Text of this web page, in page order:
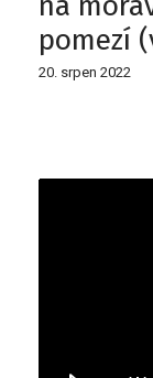
pomezí
20. srpen 2022